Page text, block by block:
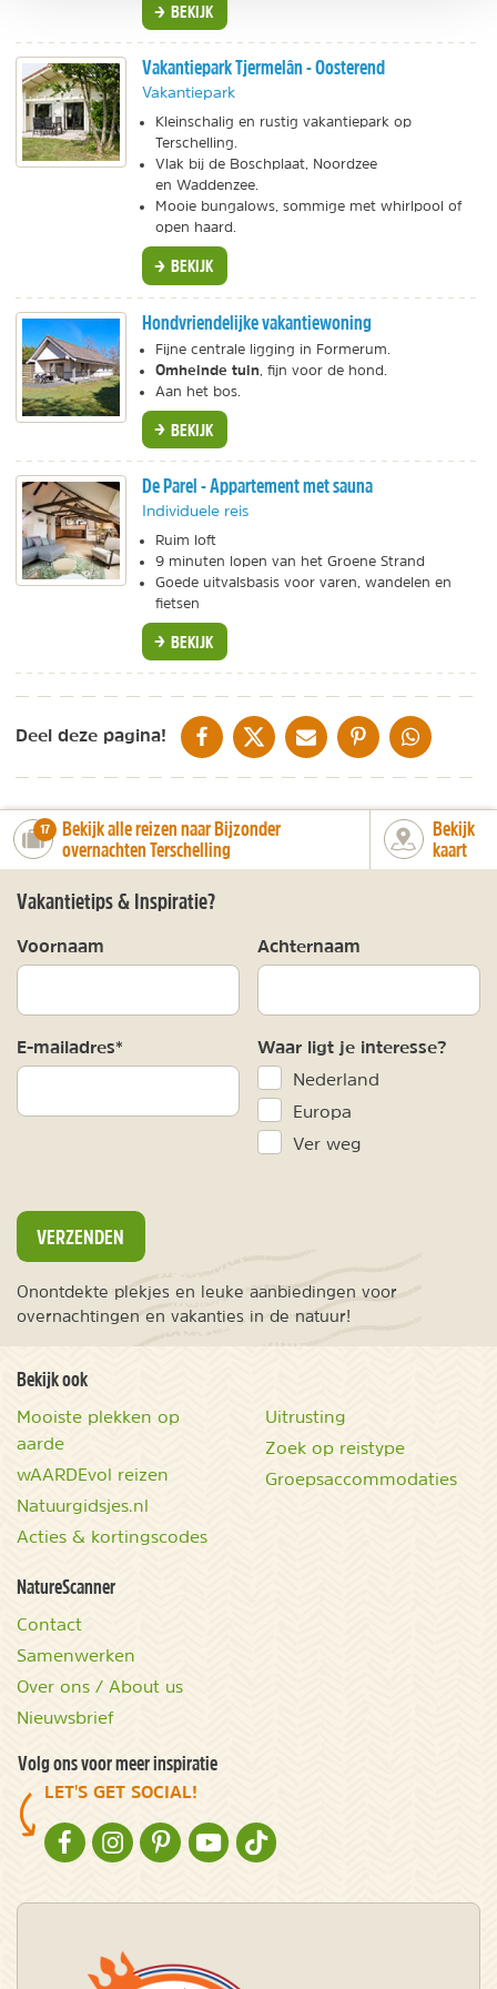
BEKIJK
Vakantiepark Tjermelân - Oosterend
Vakantiepark
Kleinschalig en rustig vakantiepark op
Terschelling.
Vlak bij de Boschplaat, Noordzee
en Waddenzee.
Mooie bungalows, sommige met whirlpool of
open haard.
BEKIJK
Hondvriendelijke vakantiewoning
Fijne centrale ligging in Formerum.
Omheinde tuin , fijn voor de hond.
Aan het bos.
BEKIJK
De Parel - Appartement met sauna
Individuele reis
Ruim loft
9 minuten lopen van het Groene Strand
Goede uitvalsbasis voor varen, wandelen en
fietsen
BEKIJK
Deel deze pagina! DELEN OP FACEBOOK
DELEN OP XDELEN VIA DE MAIL
DELEN OP PINTEREST
DELEN OP
number_of_trips:
17
Bekijk alle reizen naar Bijzonder
overnachten Terschelling
Bekijk
kaart
Vakantietips & Inspiratie?
Voornaam Achternaam
E-mailadres* Waar ligt je interesse?
Nederland
Europa
Ver weg
VERZENDEN
Onontdekte plekjes en leuke aanbiedingen voor
overnachtingen en vakanties in de natuur!
Bekijk ook
Mooiste plekken op
aarde
wAARDEvol reizen
Natuurgidsjes.nl
Acties & kortingscodes
Uitrusting
Zoek op reistype
Groepsaccommodaties
NatureScanner
Contact
Samenwerken
Over ons / About us
Nieuwsbrief
Volg ons voor meer inspiratie
LET'S GET SOCIAL!
NATURESCANNER OP FACEBOOK
NATURESCANNER OP INSTAGRAM
NATURESCANNER OP PINTEREST
NATURESCANNER OP YOUTUBE
NATURESCANNER OP TIKTOK